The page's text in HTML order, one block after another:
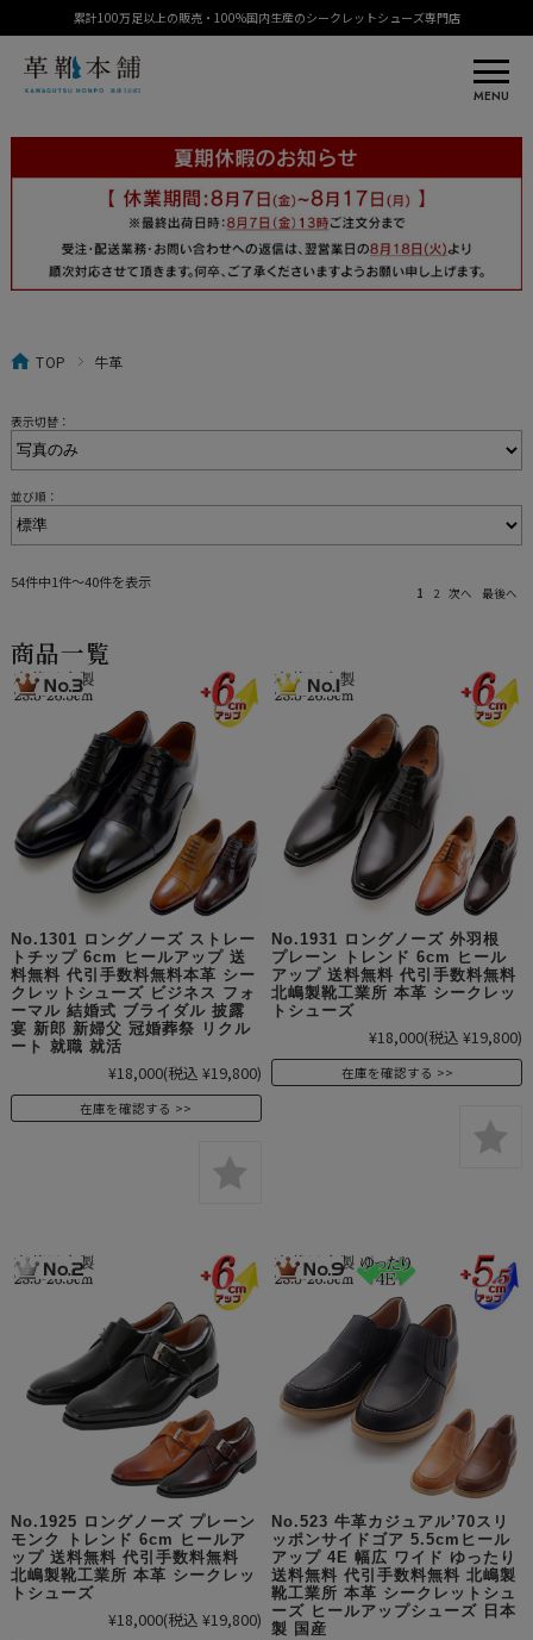
累計100万足以上の販売・100%国内生産のシークレットシューズ専門店
MENU
TOP 牛革
表示切替：
並び順：
54件中1件～40件を表示
1 2 次へ 最後へ
商品一覧
No.1301 ロングノーズ ストレー
トチップ 6cm ヒールアップ 送
料無料 代引手数料無料本革 シー
クレットシューズ ビジネス フォ
ーマル 結婚式 ブライダル 披露
宴 新郎 新婦父 冠婚葬祭 リクル
ート 就職 就活
¥18,000(税込 ¥19,800)
在庫を確認する
No.1931 ロングノーズ 外羽根
プレーン トレンド 6cm ヒール
アップ 送料無料 代引手数料無料
北嶋製靴工業所 本革 シークレッ
トシューズ
¥18,000(税込 ¥19,800)
在庫を確認する
No.1925 ロングノーズ プレーン
モンク トレンド 6cm ヒールア
ップ 送料無料 代引手数料無料
北嶋製靴工業所 本革 シークレッ
トシューズ
¥18,000(税込 ¥19,800)
No.523 牛革カジュアル’70スリ
ッポンサイドゴア 5.5cmヒール
アップ 4E 幅広 ワイド ゆったり
送料無料 代引手数料無料 北嶋製
靴工業所 本革 シークレットシュ
ーズ ヒールアップシューズ 日本
製 国産